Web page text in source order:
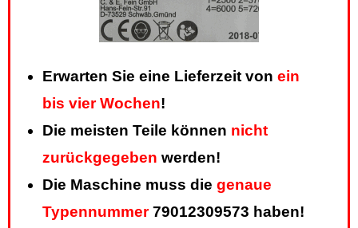
Erwarten Sie eine Lieferzeit von ein
bis vier Wochen!
Die meisten Teile können nicht
zurückgegeben werden!
Die Maschine muss die genaue
Typennummer79012309573 haben!